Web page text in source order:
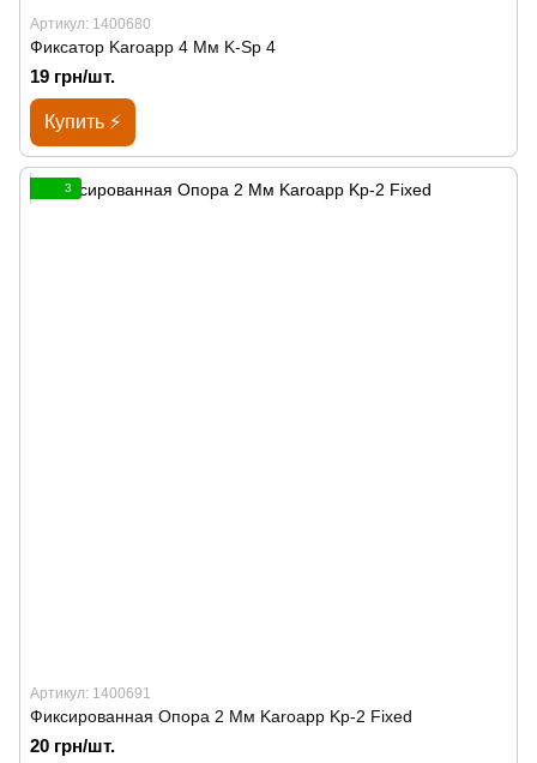
Артикул: 1400680
Фиксатор Karoapp 4 Мм K-Sp 4
19 грн/шт.
Купить ⚡
3
Артикул: 1400691
Фиксированная Опора 2 Мм Karoapp Kp-2 Fixed
20 грн/шт.